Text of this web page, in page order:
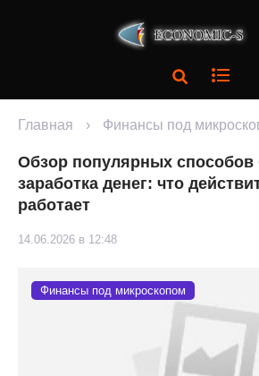
Главная › Финансы под
Обзор популярных способов
заработка денег: что
работает
14.06.2026 в 12:48
Финансы под микроскопом